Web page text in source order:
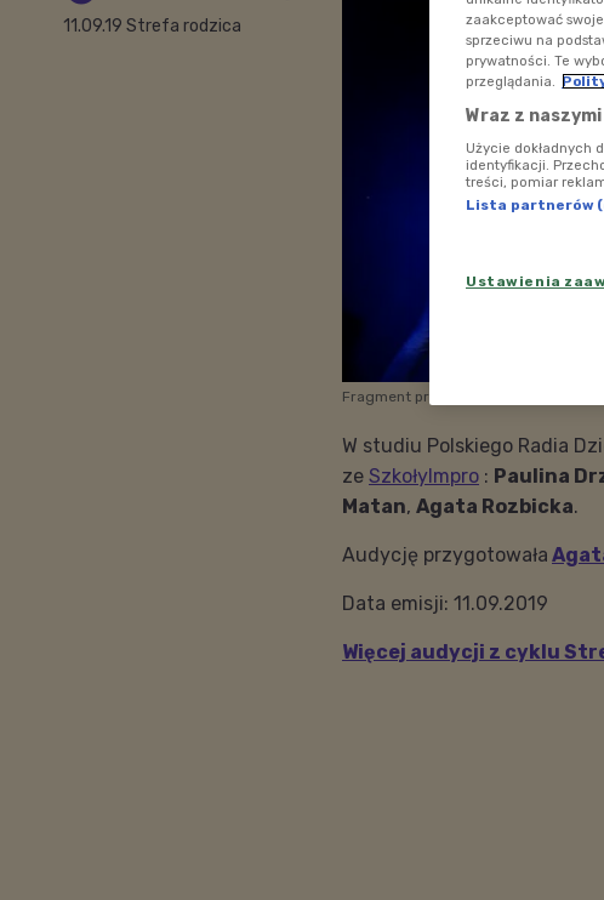
11.09.19 Strefa rodzica
Fragment przedstawienia adeptów
W studiu Polskiego Radia
ze SzkołyImpro : Paulina
Matan, Agata Rozbicka.
Audycję przygotowała
Data emisji: 11.09.2019
Więcej audycji z cyklu
zaakceptować
sprzeciwu na
prywatności. Te
przeglądania.
Wraz z
Użycie dokładnych
identyfikacji.
treści, pomiar
Lista partnerów
Ustawienia